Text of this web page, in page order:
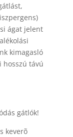
ágat jelent
kimagasló
hosszú távú
gátlók!
keverõ